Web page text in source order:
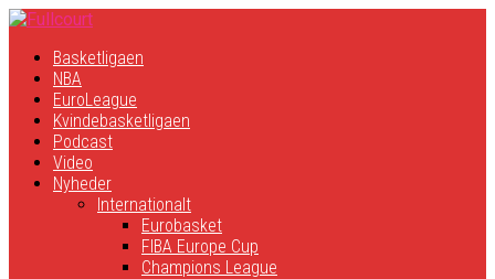
Basketligaen
NBA
EuroLeague
Kvindebasketligaen
Podcast
Video
Nyheder
Internationalt
Eurobasket
FIBA Europe Cup
Champions League